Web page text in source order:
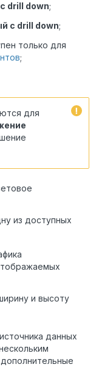
drill down;
с drill down;
только для
;
для
из доступных
и высоту
данных